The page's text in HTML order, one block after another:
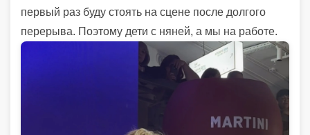
первый раз буду стоять на сцене после долгого
перерыва. Поэтому дети с няней, а мы на работе.